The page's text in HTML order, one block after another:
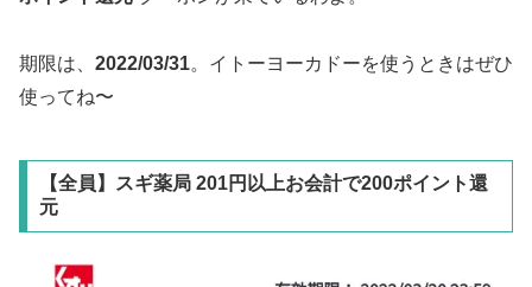
期限は、 2022/03/31。イトーヨーカドーを使うときはぜひ
使ってね〜
【全員】スギ薬局 201円以上お会計で200ポイント還
元